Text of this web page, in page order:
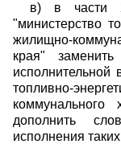
в) в части
"министерство
жилищно-
края"
исполнительной
топливно-
дополнить
исполнения